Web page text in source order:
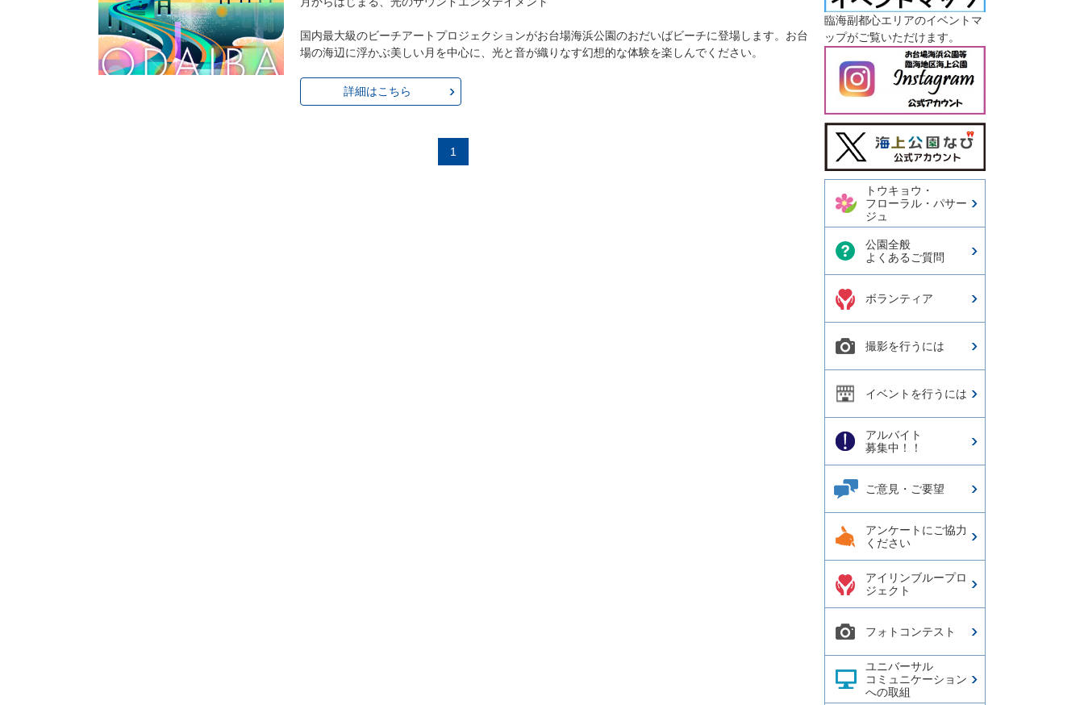
国内最大級のビーチアートプロジェクションがお台場海浜公園のおだいばビーチに登場します。お台
場の海辺に浮かぶ美しい月を中心に、光と音が織りなす幻想的な体験を楽しんでください。
詳細はこちら
1
臨海副都心エリアのイベントマ
ップがご覧いただけます。
今日の東京港埠頭㈱【公式
X】
トウキョウ・
フローラル・パサー
ジュ
公園全般
よくあるご質問
ボランティア
撮影を行うには
イベントを行うには
アルバイト
募集中！！
ご意見・ご要望
アンケートにご協力
ください
アイリンブループロ
ジェクト
フォトコンテスト
ユニバーサル
コミュニケーション
への取組